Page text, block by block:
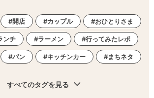
開店 カップル おひとりさま
ンチ ラーメン 行ってみたレポ
パン キッチンカー まちネタ
すべてのタグを見る